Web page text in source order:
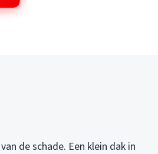
de schade. Een klein dak in